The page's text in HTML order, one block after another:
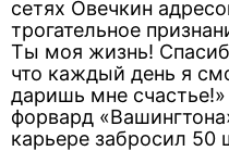
сетях Овечкин
трогательное
Ты моя жизнь!
что каждый день я
даришь мне
форвард
карьере забросил 50